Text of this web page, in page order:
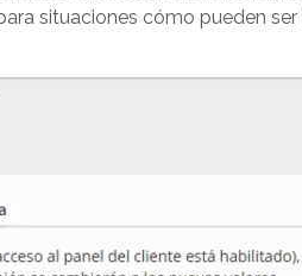
situaciones cómo pueden